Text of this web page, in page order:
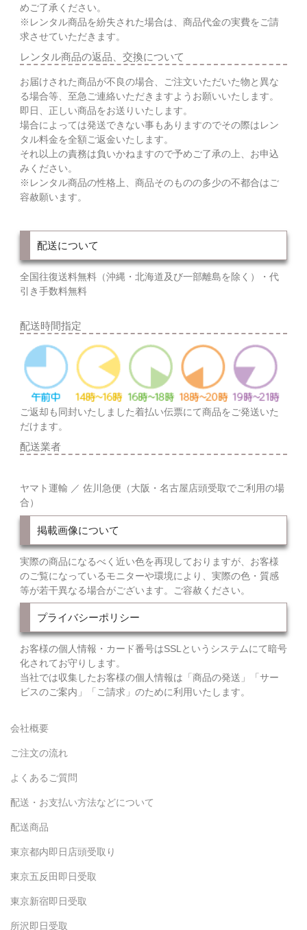
めご了承ください。
※レンタル商品を紛失された場合は、商品代金の実費をご請
求させていただきます。
レンタル商品の返品、交換について
お届けされた商品が不良の場合、ご注文いただいた物と異な
る場合等、至急ご連絡いただきますようお願いいたします。
即日、正しい商品をお送りいたします。
場合によっては発送できない事もありますのでその際はレン
タル料金を全額ご返金いたします。
それ以上の責務は負いかねますので予めご了承の上、お申込
みください。
※レンタル商品の性格上、商品そのものの多少の不都合はご
容赦願います。
配送について
全国往復送料無料（沖縄・北海道及び一部離島を除く）・代
引き手数料無料
配送時間指定
ご返却も同封いたしました着払い伝票にて商品をご発送いた
だけます。
配送業者
ヤマト運輸 ／ 佐川急便（大阪・名古屋店頭受取でご利用の場
合）
掲載画像について
実際の商品になるべく近い色を再現しておりますが、お客様
のご覧になっているモニターや環境により、実際の色・質感
等が若干異なる場合がございます。ご容赦ください。
プライバシーポリシー
お客様の個人情報・カード番号はSSLというシステムにて暗号
化されてお守りします。
当社では収集したお客様の個人情報は「商品の発送」「サー
ビスのご案内」「ご請求」のために利用いたします。
会社概要
ご注文の流れ
よくあるご質問
配送・お支払い方法などについて
配送商品
東京都内即日店頭受取り
東京五反田即日受取
東京新宿即日受取
所沢即日受取